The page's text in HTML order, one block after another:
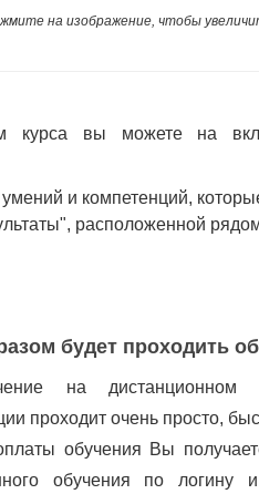
на изображение, чтобы
курса вы можете на
и компетенций,
расположенной
будет проходить
на дистанционном
проходит очень просто,
обучения Вы
обучения по логину